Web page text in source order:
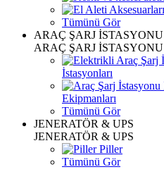
Tümünü Gör
ARAÇ ŞARJ İSTASYONU
ARAÇ ŞARJ İSTASYONU
İstasyonları
Ekipmanları
Tümünü Gör
JENERATÖR & UPS
JENERATÖR & UPS
Piller
Tümünü Gör